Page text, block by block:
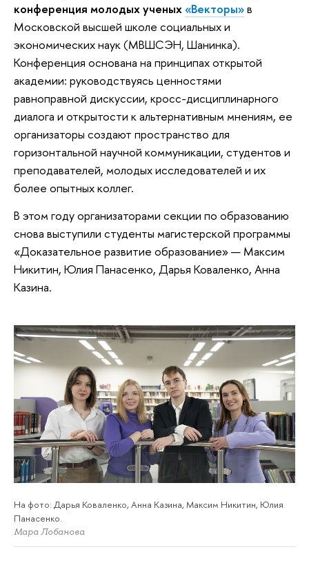
конференция молодых ученых«Векторы»в
Московской высшей школе социальных и
экономических наук (МВШСЭН, Шанинка).
Конференция основана на принципах открытой
академии: руководствуясь ценностями
равноправной дискуссии, кросс-дисциплинарного
диалога и открытости к альтернативным мнениям, ее
организаторы создают пространство для
горизонтальной научной коммуникации, студентов и
преподавателей, молодых исследователей и их
более опытных коллег.
В этом году организаторами секции по образованию
снова выступили студенты магистерской программы
«Доказательное развитие образование» — Максим
Никитин, Юлия Панасенко, Дарья Коваленко, Анна
Казина.
На фото: Дарья Коваленко, Анна Казина, Максим Никитин, Юлия
Панасенко.
Мара Лобанова